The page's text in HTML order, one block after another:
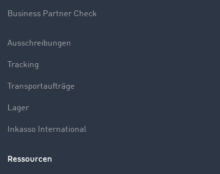
Business Partner Check
Ausschreibungen
Tracking
Transportaufträge
Lager
Inkasso International
Ressourcen